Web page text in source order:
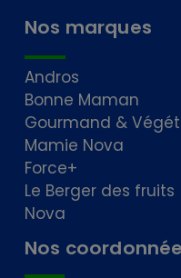
Nos marques
Andros
Bonne Maman
Gourmand &
Mamie Nova
Force+
Le Berger des fruits
Nova
Nos